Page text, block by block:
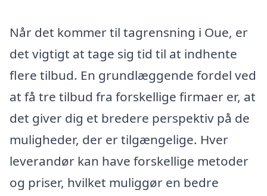
Når det kommer til tagrensning i Oue, er
det vigtigt at tage sig tid til at indhente
flere tilbud. En grundlæggende fordel ved
at få tre tilbud fra forskellige firmaer er, at
det giver dig et bredere perspektiv på de
muligheder, der er tilgængelige. Hver
leverandør kan have forskellige metoder
og priser, hvilket muliggør en bedre